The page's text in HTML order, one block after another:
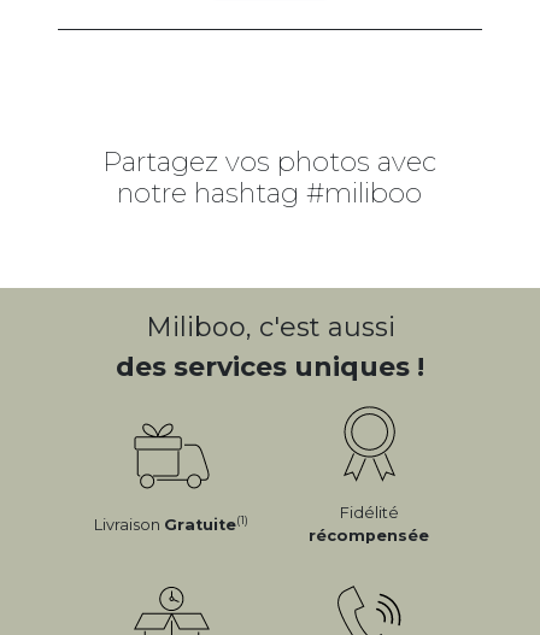
Partagez vos photos avec
notre hashtag #miliboo
Miliboo, c'est aussi
des services uniques !
Livraison Gratuite(1)
Fidélité
récompensée